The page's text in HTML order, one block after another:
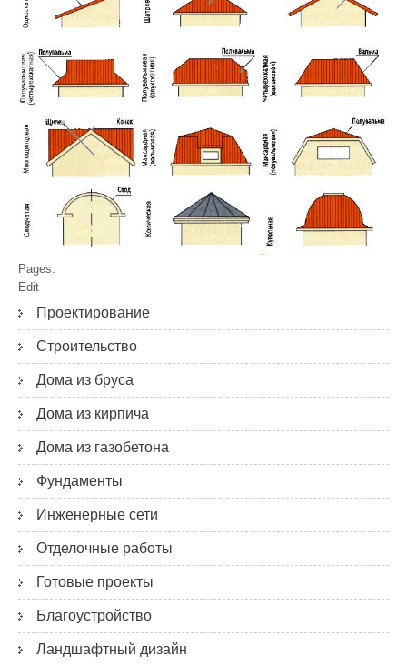
Pages:
Edit
Проектирование
Строительство
Дома из бруса
Дома из кирпича
Дома из газобетона
Фундаменты
Инженерные сети
Отделочные работы
Готовые проекты
Благоустройство
Ландшафтный дизайн